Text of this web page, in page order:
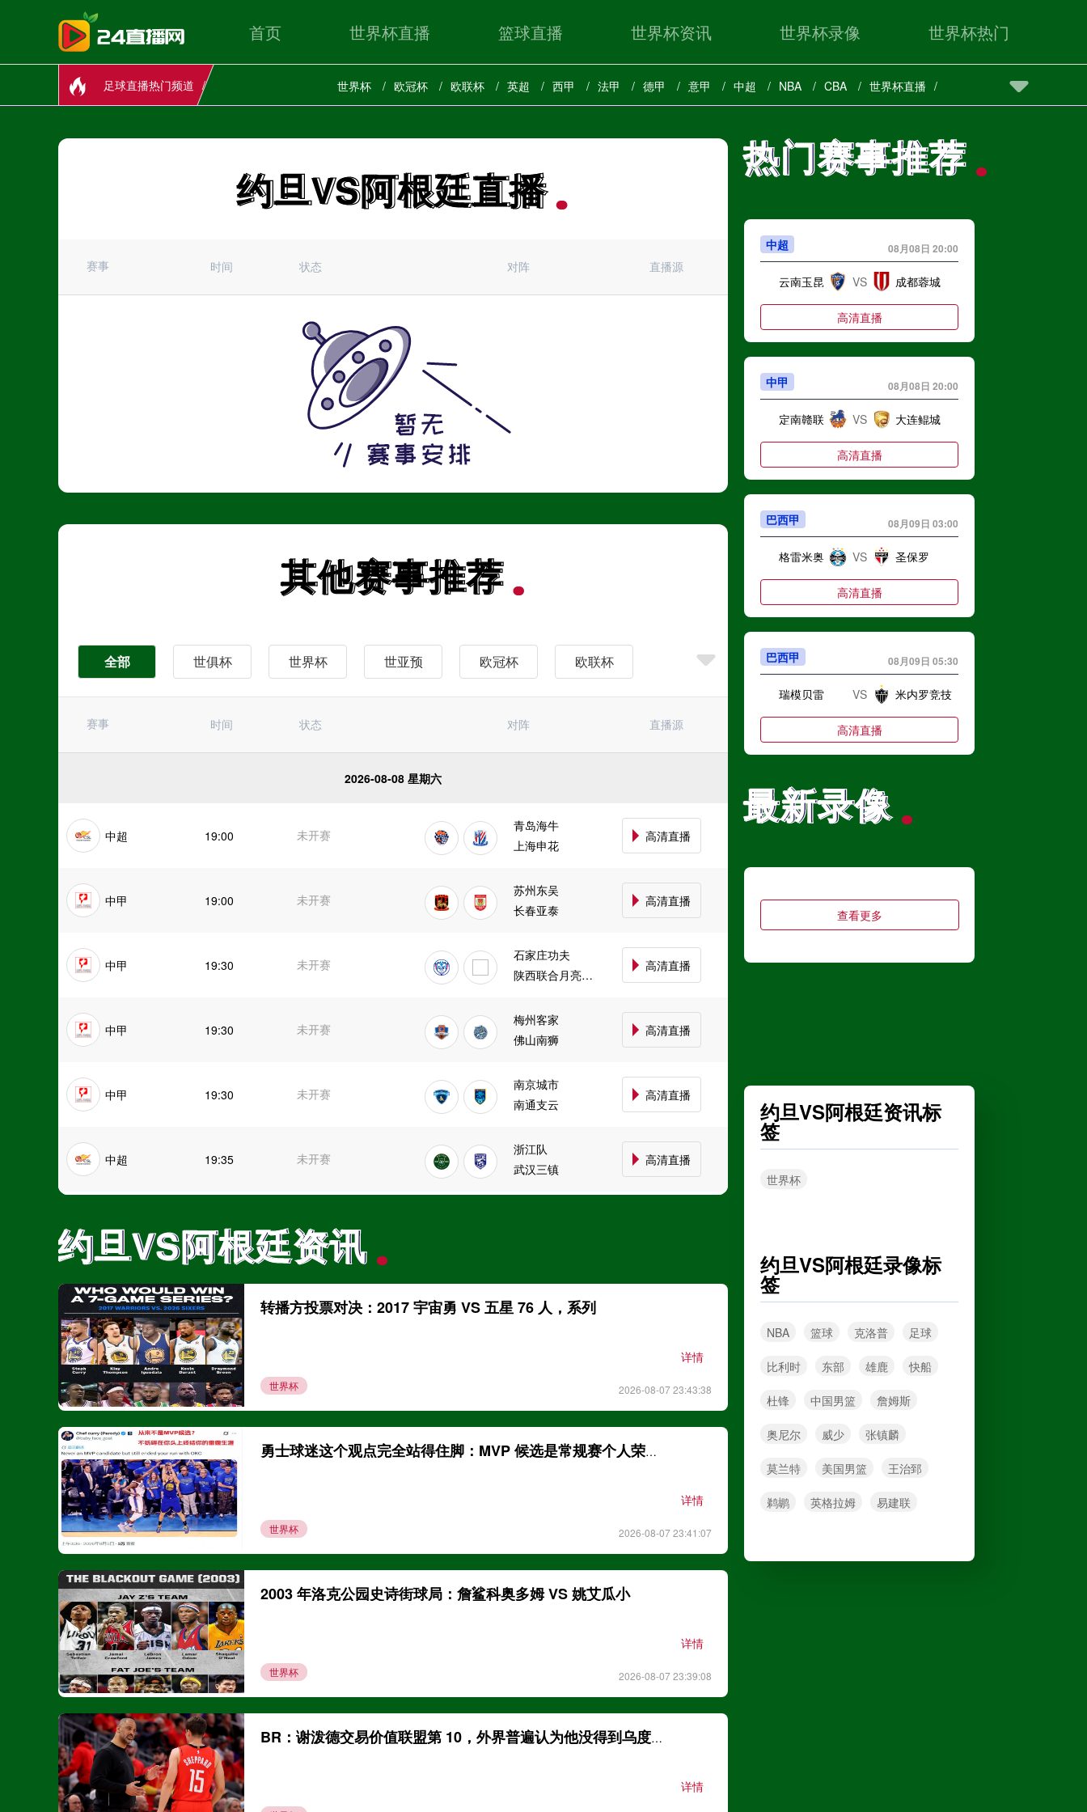
首页 世界杯直播 篮球直播 世界杯资讯 世界杯录像 世界杯热门
足球直播热门频道 世界杯 欧冠杯 欧联杯 英超 西甲 法甲 德甲 意甲 中超 NBA CBA 世界杯直播
约旦VS阿根廷直播
约旦VS阿根廷直播
赛事 时间 状态 对阵 直播源
其他赛事推荐
其他赛事推荐
全部 世俱杯 世界杯 世亚预 欧冠杯 欧联杯
英超 西甲 中超 欧国联
中甲
挪甲 芬超 挪超
赛事 时间 状态 对阵 直播源
2026-08-08 星期六
中超 19:00 未开赛
青岛海牛
上海申花
高清直播
中甲 19:00 未开赛
苏州东吴
长春亚泰
高清直播
中甲 19:30 未开赛
石家庄功夫
陕西联合月亮泊队
高清直播
中甲 19:30 未开赛
梅州客家
佛山南狮
高清直播
中甲 19:30 未开赛
南京城市
南通支云
高清直播
中超 19:35 未开赛
浙江队
武汉三镇
高清直播
19:35
中超 20:00 未开赛
成都蓉城
高清直播
中甲 20:00 高清直播
约旦VS阿根廷资讯
约旦VS阿根廷资讯
转播方投票对决：2017 宇宙勇 VS 五星 76 人，系列
详情
世界杯 2026-08-07 23:43:38
勇士球迷这个观点完全站得住脚：MVP 候选是常规赛个人荣誉，
详情
世界杯 2026-08-07 23:41:07
2003 年洛克公园史诗街球局：詹鲨科奥多姆 VS 姚艾瓜小
详情
世界杯 2026-08-07 23:39:08
BR：谢泼德交易价值联盟第 10，外界普遍认为他没得到乌度卡
详情
热门赛事推荐
热门赛事推荐
中超 08月08日 20:00
云南玉昆 VS 成都蓉城
高清直播
中甲 08月08日 20:00
定南赣联 VS 大连鲲城
高清直播
巴西甲 08月09日 03:00
格雷米奥 VS 圣保罗
高清直播
巴西甲 08月09日 05:30
瑞模贝雷 VS 米内罗竞技
高清直播
巴西甲
高清直播
巴西甲
延边龙鼎 VS 深圳青年人
高清直播
最新录像
最新录像
查看更多
约旦VS阿根廷资讯标
签
世界杯
约旦VS阿根廷录像标
签
NBA 篮球 克洛普 足球
比利时 东部 雄鹿 快船
杜锋 中国男篮 詹姆斯
奥尼尔 威少 张镇麟
莫兰特 美国男篮 王治郅
鹈鹕 英格拉姆 易建联